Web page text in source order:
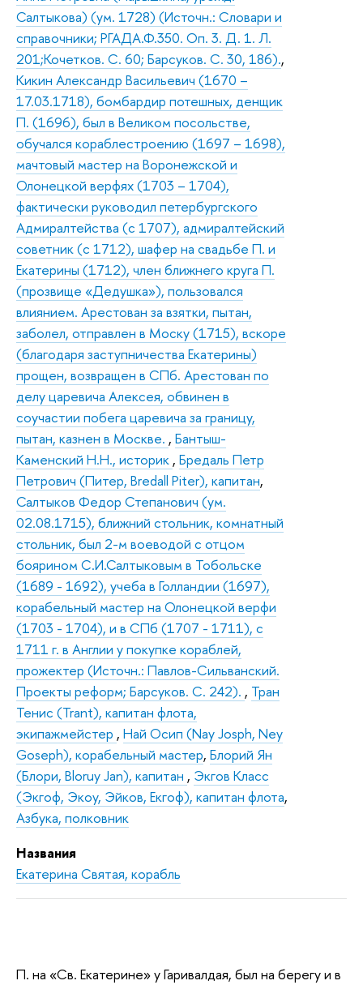
Салтыкова) (ум. 1728) (Источн.: Словари и
справочники; РГАДА.Ф.350. Оп. 3. Д. 1. Л.
201;Кочетков. С. 60; Барсуков. С. 30, 186).,
Кикин Александр Васильевич (1670 –
17.03.1718), бомбардир потешных, денщик
П. (1696), был в Великом посольстве,
обучался кораблестроению (1697 – 1698),
мачтовый мастер на Воронежской и
Олонецкой верфях (1703 – 1704),
фактически руководил петербургского
Адмиралтейства (с 1707), адмиралтейский
советник (с 1712), шафер на свадьбе П. и
Екатерины (1712), член ближнего круга П.
(прозвище «Дедушка»), пользовался
влиянием. Арестован за взятки, пытан,
заболел, отправлен в Моску (1715), вскоре
(благодаря заступничества Екатерины)
прощен, возвращен в СПб. Арестован по
делу царевича Алексея, обвинен в
соучастии побега царевича за границу,
пытан, казнен в Москве. , Бантыш-
Каменский Н.Н., историк , Бредаль Петр
Петрович (Питер, Bredall Piter), капитан,
Салтыков Федор Степанович (ум.
02.08.1715), ближний стольник, комнатный
стольник, был 2-м воеводой с отцом
боярином С.И.Салтыковым в Тобольске
(1689 - 1692), учеба в Голландии (1697),
корабельный мастер на Олонецкой верфи
(1703 - 1704), и в СПб (1707 - 1711), с
1711 г. в Англии у покупке кораблей,
прожектер (Источн.: Павлов-Сильванский.
Проекты реформ; Барсуков. С. 242). , Тран
Тенис (Trant), капитан флота,
экипажмейстер , Най Осип (Nay Josph, Ney
Goseph), корабельный мастер, Блорий Ян
(Блори, Bloruy Jan), капитан , Экгов Класс
(Экгоф, Экоу, Эйков, Екгоф), капитан флота,
Азбука, полковник
Названия
Екатерина Святая, корабль
П. на «Св. Екатерине» у Гаривалдая, был на берегу и в